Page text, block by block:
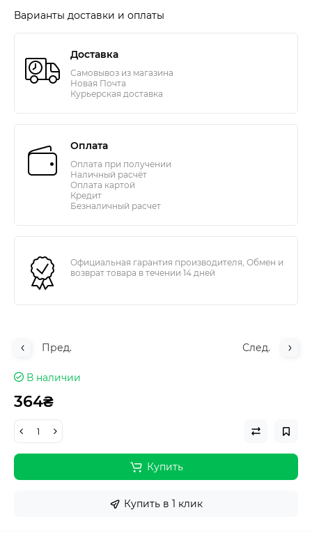
Варианты доставки и оплаты
Доставка
Самовывоз из магазина
Новая Почта
Курьерская доставка
Оплата
Оплата при получении
Наличный расчёт
Оплата картой
Кредит
Безналичный расчет
Официальная гарантия производителя, Обмен и
возврат товара в течении 14 дней
Пред. След.
В наличии
364₴
Купить
Купить в 1 клик